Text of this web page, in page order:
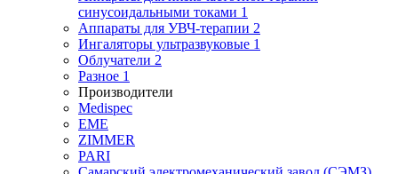
синусоидальными токами 1
Аппараты для УВЧ-терапии 2
Ингаляторы ультразвуковые 1
Облучатели 2
Разное 1
Производители
Medispec
EME
ZIMMER
PARI